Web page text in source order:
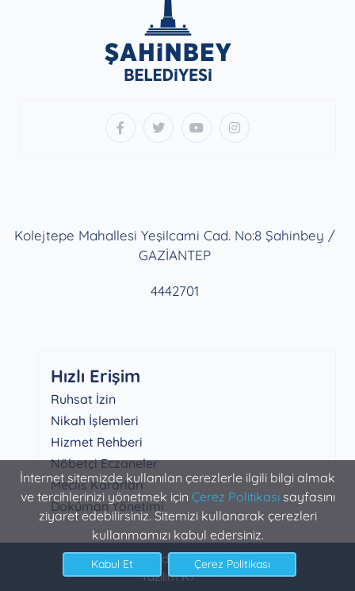
İnternet sitemizde kullanılan çerezlerle ilgili bilgi almak
ve tercihlerinizi yönetmek için Çerez Politikasısayfasını
ziyaret edebilirsiniz. Sitemizi kullanarak çerezleri
kullanmamızı kabul edersiniz.
Kolejtepe Mahallesi Yeşilcami Cad. No:8 Şahinbey /
GAZİANTEP
4442701
Hızlı Erişim
Ruhsat İzin
Nikah İşlemleri
Hizmet Rehberi
Nöbetçi Eczaneler
Meclis Kararları
Doküman Yönetimi
Şahinbey Belediyesi Bilgi İşlem
Yazılım K7